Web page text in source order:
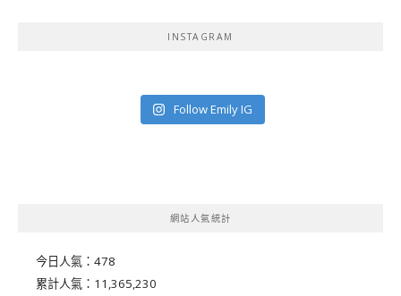
INSTAGRAM
Follow Emily IG
網站人氣統計
今日人氣： 478
累計人氣： 11,365,230